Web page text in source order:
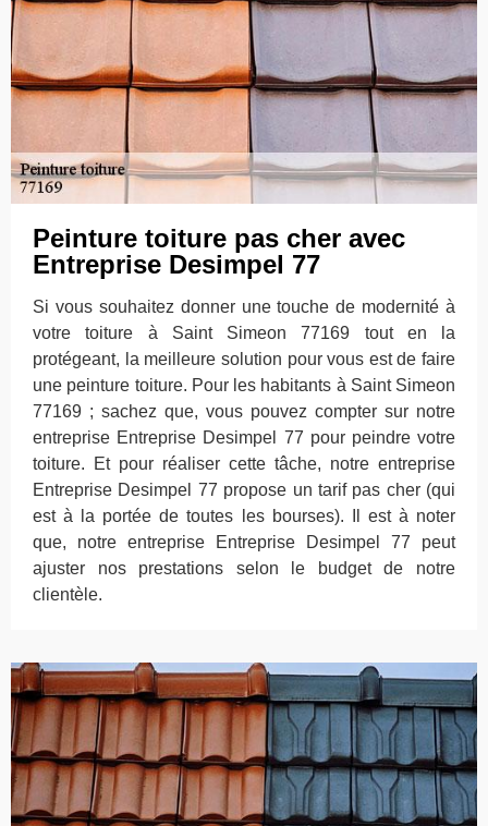
Peinture toiture pas cher avec
Entreprise Desimpel 77
Si vous souhaitez donner une touche de modernité à
votre toiture à Saint Simeon 77169 tout en la
protégeant, la meilleure solution pour vous est de faire
une peinture toiture. Pour les habitants à Saint Simeon
77169 ; sachez que, vous pouvez compter sur notre
entreprise Entreprise Desimpel 77 pour peindre votre
toiture. Et pour réaliser cette tâche, notre entreprise
Entreprise Desimpel 77 propose un tarif pas cher (qui
est à la portée de toutes les bourses). Il est à noter
que, notre entreprise Entreprise Desimpel 77 peut
ajuster nos prestations selon le budget de notre
clientèle.